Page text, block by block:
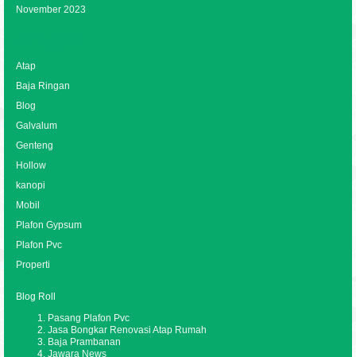
November 2023
Atap
Baja Ringan
Blog
Galvalum
Genteng
Hollow
kanopi
Mobil
Plafon Gypsum
Plafon Pvc
Properti
Blog Roll
Pasang Plafon Pvc
Jasa Bongkar Renovasi Atap Rumah
Baja Prambanan
Jawara News